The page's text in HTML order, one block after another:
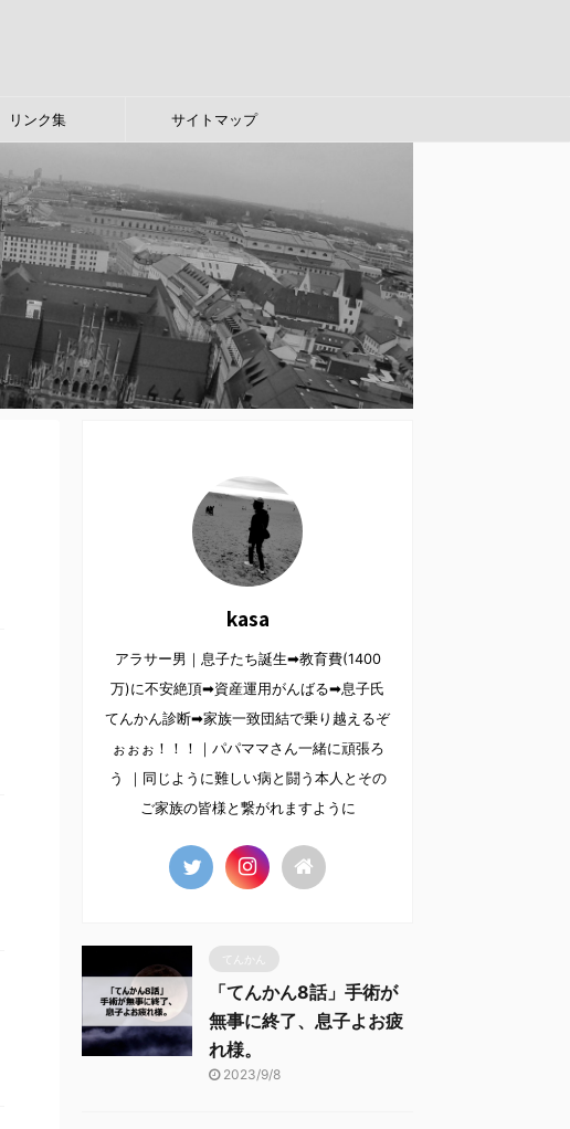
リンク集 サイトマップ
kasa
アラサー男｜息子たち誕生➡︎教育費(1400
万)に不安絶頂➡︎資産運用がんばる➡︎息子氏
てんかん診断➡︎家族一致団結で乗り越えるぞ
ぉぉぉ！！！｜パパママさん一緒に頑張ろ
う ｜同じように難しい病と闘う本人とその
ご家族の皆様と繋がれますように
てんかん
「てんかん8話」手術が
無事に終了、息子よお疲
れ様。
2023/9/8